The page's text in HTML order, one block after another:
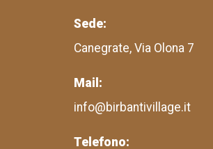
Sede:
Canegrate, Via Olona 7
Mail:
info@birbantivillage.it
Telefono: